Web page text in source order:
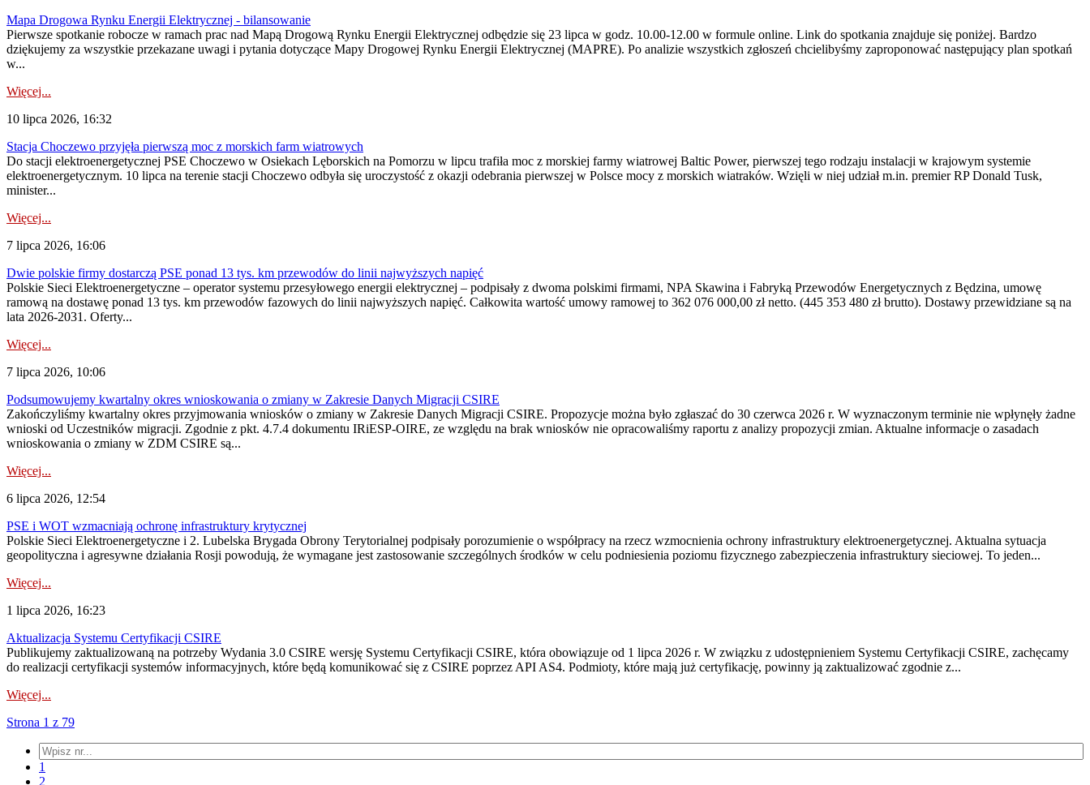
Mapa Drogowa Rynku Energii Elektrycznej - bilansowanie
Pierwsze spotkanie robocze w ramach prac nad Mapą Drogową Rynku Energii Elektrycznej odbędzie się 23 lipca w godz. 10.00-12.00 w formule online. Link do spotkania znajduje się poniżej. Bardzo
dziękujemy za wszystkie przekazane uwagi i pytania dotyczące Mapy Drogowej Rynku Energii Elektrycznej (MAPRE). Po analizie wszystkich zgłoszeń chcielibyśmy zaproponować następujący plan spotkań
w...
Więcej...
10 lipca 2026, 16:32
Stacja Choczewo przyjęła pierwszą moc z morskich farm wiatrowych
Do stacji elektroenergetycznej PSE Choczewo w Osiekach Lęborskich na Pomorzu w lipcu trafiła moc z morskiej farmy wiatrowej Baltic Power, pierwszej tego rodzaju instalacji w krajowym systemie
elektroenergetycznym. 10 lipca na terenie stacji Choczewo odbyła się uroczystość z okazji odebrania pierwszej w Polsce mocy z morskich wiatraków. Wzięli w niej udział m.in. premier RP Donald Tusk,
minister...
Więcej...
7 lipca 2026, 16:06
Dwie polskie firmy dostarczą PSE ponad 13 tys. km przewodów do linii najwyższych napięć
Polskie Sieci Elektroenergetyczne – operator systemu przesyłowego energii elektrycznej – podpisały z dwoma polskimi firmami, NPA Skawina i Fabryką Przewodów Energetycznych z Będzina, umowę
ramową na dostawę ponad 13 tys. km przewodów fazowych do linii najwyższych napięć. Całkowita wartość umowy ramowej to 362 076 000,00 zł netto. (445 353 480 zł brutto). Dostawy przewidziane są na
lata 2026-2031. Oferty...
Więcej...
7 lipca 2026, 10:06
Podsumowujemy kwartalny okres wnioskowania o zmiany w Zakresie Danych Migracji CSIRE
Zakończyliśmy kwartalny okres przyjmowania wniosków o zmiany w Zakresie Danych Migracji CSIRE. Propozycje można było zgłaszać do 30 czerwca 2026 r. W wyznaczonym terminie nie wpłynęły żadne
wnioski od Uczestników migracji. Zgodnie z pkt. 4.7.4 dokumentu IRiESP-OIRE, ze względu na brak wniosków nie opracowaliśmy raportu z analizy propozycji zmian. Aktualne informacje o zasadach
wnioskowania o zmiany w ZDM CSIRE są...
Więcej...
6 lipca 2026, 12:54
PSE i WOT wzmacniają ochronę infrastruktury krytycznej
Polskie Sieci Elektroenergetyczne i 2. Lubelska Brygada Obrony Terytorialnej podpisały porozumienie o współpracy na rzecz wzmocnienia ochrony infrastruktury elektroenergetycznej. Aktualna sytuacja
geopolityczna i agresywne działania Rosji powodują, że wymagane jest zastosowanie szczególnych środków w celu podniesienia poziomu fizycznego zabezpieczenia infrastruktury sieciowej. To jeden...
Więcej...
1 lipca 2026, 16:23
Aktualizacja Systemu Certyfikacji CSIRE
Publikujemy zaktualizowaną na potrzeby Wydania 3.0 CSIRE wersję Systemu Certyfikacji CSIRE, która obowiązuje od 1 lipca 2026 r. W związku z udostępnieniem Systemu Certyfikacji CSIRE, zachęcamy
do realizacji certyfikacji systemów informacyjnych, które będą komunikować się z CSIRE poprzez API AS4. Podmioty, które mają już certyfikację, powinny ją zaktualizować zgodnie z...
Więcej...
Strona 1 z 79
1
2